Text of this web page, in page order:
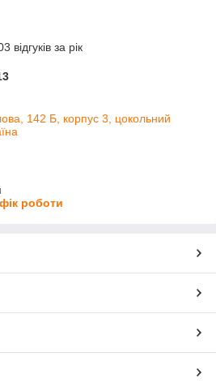
відгуків за рік
142 Б, корпус 3, цокольний
роботи